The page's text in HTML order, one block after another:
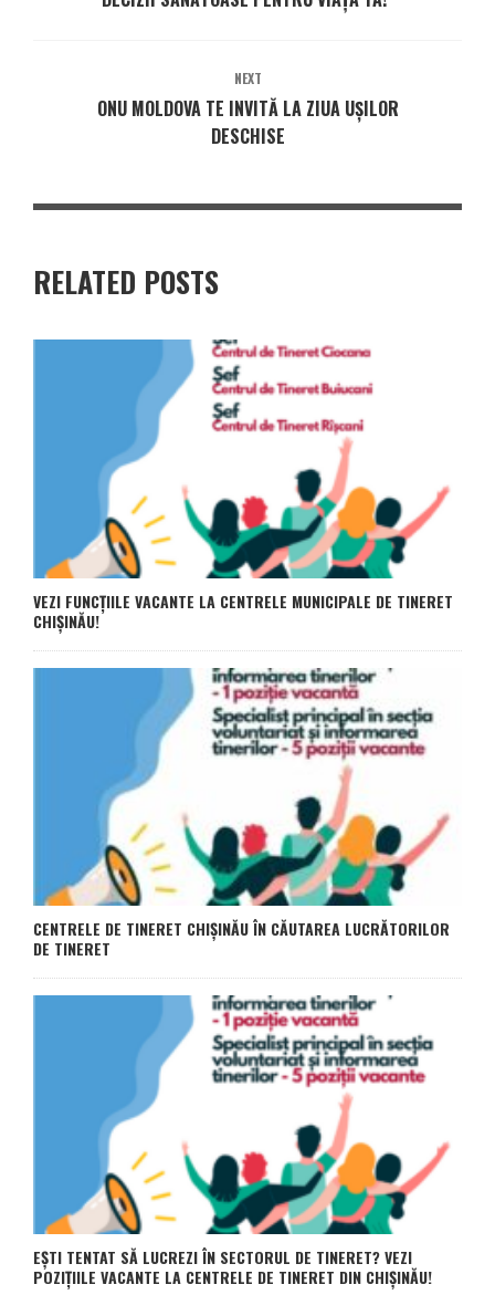
NEXT
ONU MOLDOVA TE INVITĂ LA ZIUA UŞILOR
DESCHISE
RELATED POSTS
VEZI FUNCȚIILE VACANTE LA CENTRELE MUNICIPALE DE TINERET
CHIȘINĂU!
CENTRELE DE TINERET CHIȘINĂU ÎN CĂUTAREA LUCRĂTORILOR
DE TINERET
EȘTI TENTAT SĂ LUCREZI ÎN SECTORUL DE TINERET? VEZI
POZIȚIILE VACANTE LA CENTRELE DE TINERET DIN CHIȘINĂU!